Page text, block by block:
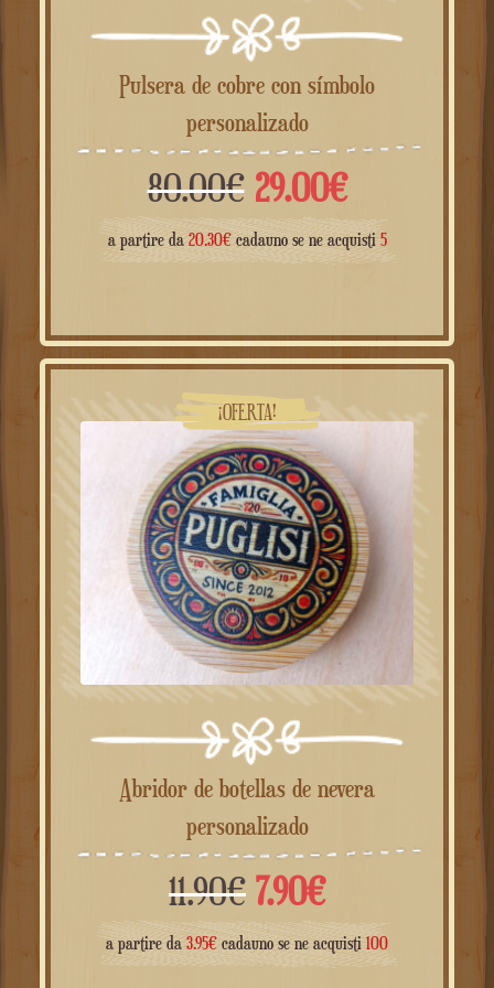
personalizado
80.00€El
precio
original
era:
80.00€.
29.00€El
precio
actual
es:
29.00€.
a partire da 20.30€ cadauno se ne acquisti
personalizado
11.90€El
precio
7.90€El
precio
a partire da3.95 €cadauno se ne acquisti